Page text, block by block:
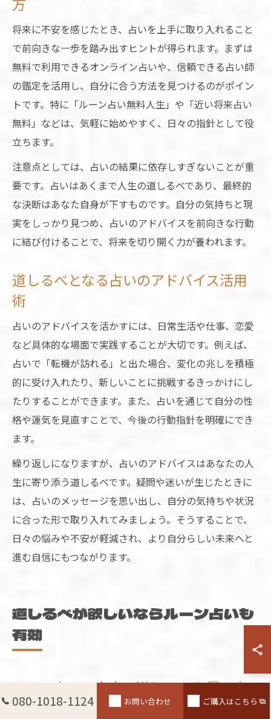
将来に不安を感じたとき、占いを上手に取り入れること
で前向きな一歩を踏み出すヒントが得られます。まずは
無料で利用できるオンライン占いや、信頼できる占い師
の鑑定を活用し、自分に合う方法を見つけるのがポイン
トです。特に「ルーン占い無料人生」や「近い将来占い
無料」などは、気軽に始めやすく、日々の指針として役
立ちます。
注意点としては、占いの結果に依存しすぎないことが重
要です。占いはあくまで人生の道しるべであり、最終的
な決断はあなた自身が下すものです。自分の気持ちと現
実をしっかり見つめ、占いのアドバイスを前向きな行動
に結び付けることで、将来を切り開く力が養われます。
道しるべとなる占いのアドバイス活用
術
占いのアドバイスを活かすには、日常生活や仕事、恋愛
など具体的な場面で実践することが大切です。例えば、
占いで「転機が訪れる」と出た場合、変化の兆しを積極
的に受け入れたり、新しいことに挑戦するきっかけにし
たりすることができます。また、占いを通じて自分の性
格や運気を見直すことで、今後の行動指針を明確にでき
ます。
繰り返しになりますが、占いのアドバイスはあなたの人
生に寄り添う道しるべです。疑問や迷いが生じたときに
は、占いのメッセージを思い出し、自分の気持ちや状況
に合った形で取り入れてみましょう。そうすることで、
日々の悩みや不安が軽減され、より自分らしい未来へと
進む自信にもつながります。
道しるべが欲しいならルーン占いも
有効
ルーン占いで未来の道しるべを得る方
法
080-1018-1124 お問い合わせ ご購入はこちら